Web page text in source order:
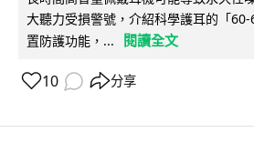
大聽力受損警號，介紹科學護耳的「
置防護功能，...
閱讀全文
10 分享